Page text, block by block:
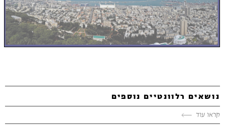
נושאים רלוונטיים נוספים
קראו עוד